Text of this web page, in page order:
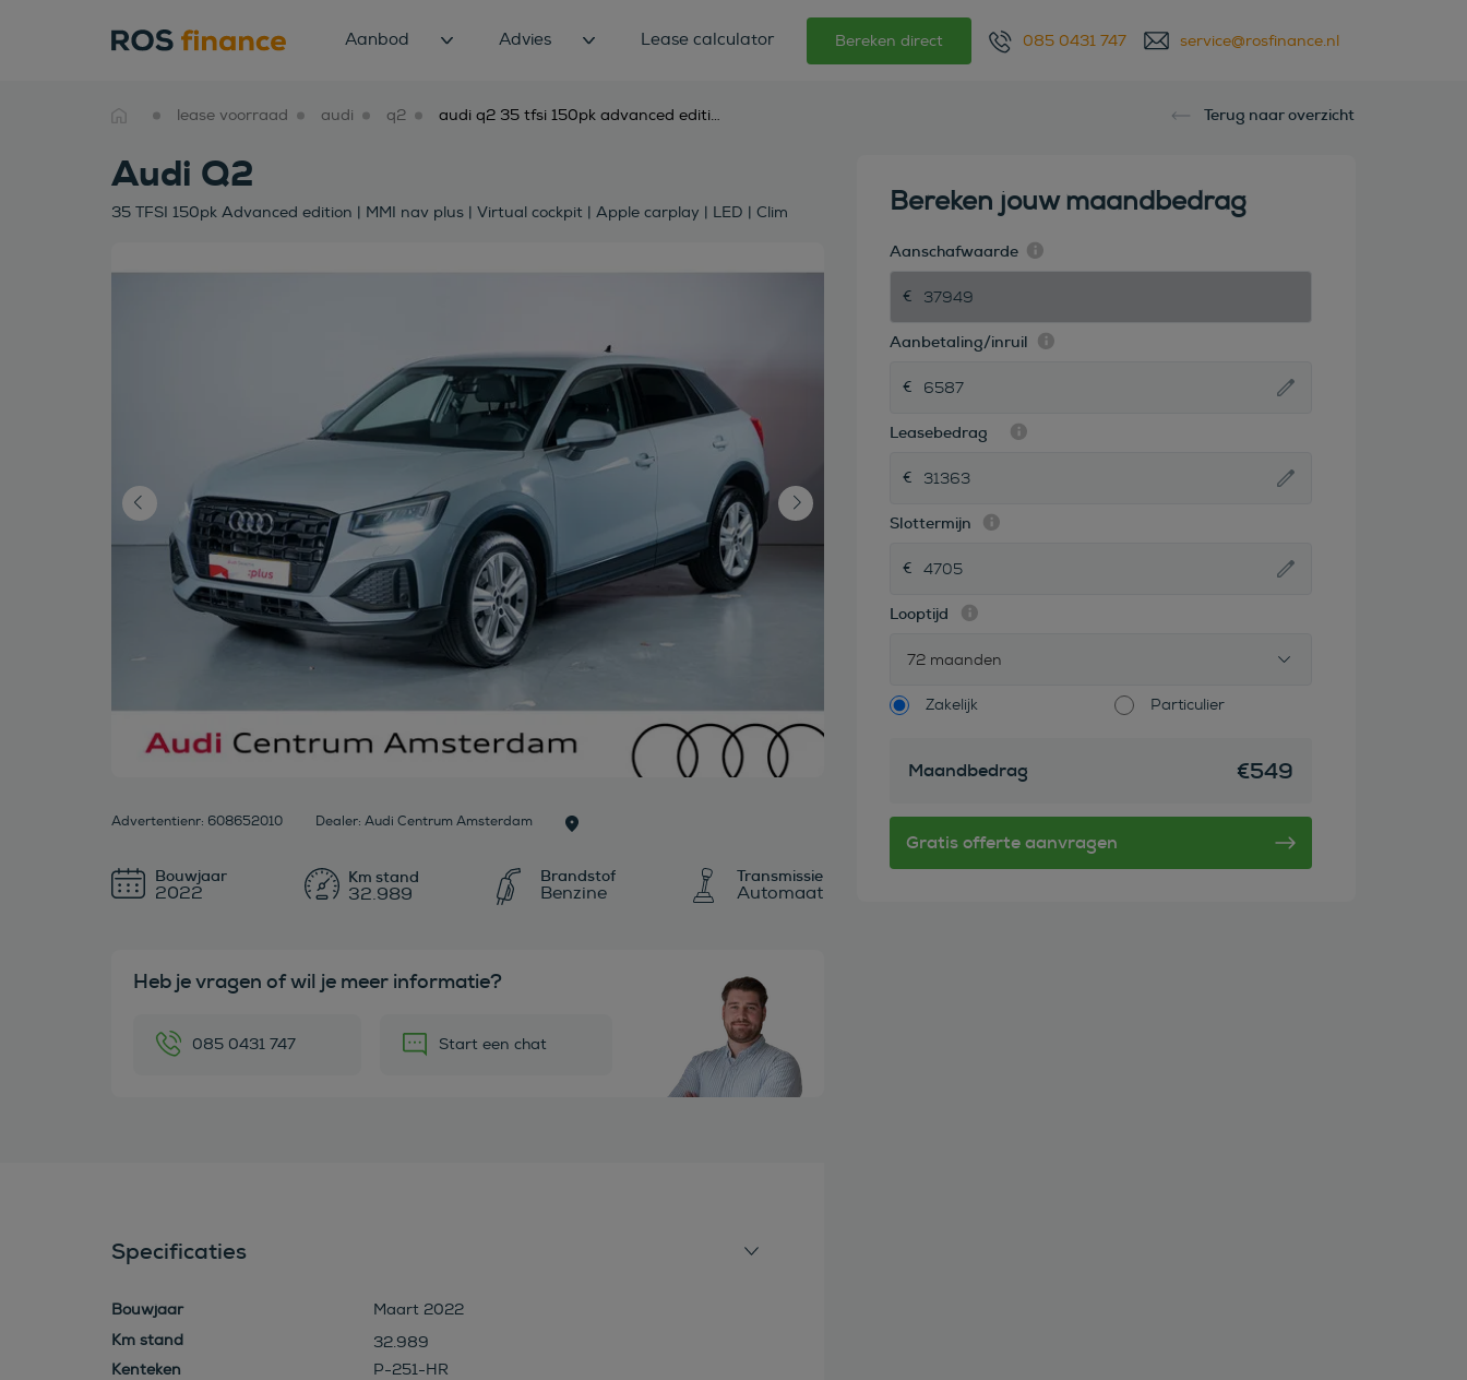
Aanbod Advies Lease calculator Bereken direct 085 0431 747 service@rosfinance.nl
lease voorraad audi q2 audi q2 35 tfsi 150pk advanced edition | mmi nav plus | virtual cockpit | apple carplay | led | clim Terug naar overzicht
Audi Q2
35 TFSI 150pk Advanced edition | MMI nav plus | Virtual cockpit | Apple carplay | LED | Clim
Advertentienr: 608652010 Dealer: Audi Centrum Amsterdam
Bouwjaar
2022 32.989
Brandstof
Benzine
Transmissie
Automaat
Heb je vragen of wil je meer informatie?
085 0431 747 Start een chat
Specificaties
Bouwjaar
Maart 2022
32.989
Kenteken
P-251-HR
Bereken jouw maandbedrag
Aanschafwaarde
Aanbetaling/inruil
Leasebedrag
Slottermijn
Looptijd
72 maanden
Zakelijk Particulier
Maandbedrag €549